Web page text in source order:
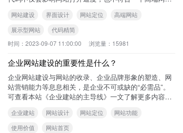
网站建设 界面设计 网站定位
高端网站
展示型网站
代码精简
时间： 2023-09-07 11:00:00 浏览量： 15981
企业网站建设的重要性是什么？
企业网站建设与网站的收录、企业品牌形象的塑造、网
站营销能力等息息相关，是企业不可或缺的“必需品”。
可查看本站《企业建站的主导线》一文了解更多内容。
企业建站 网站设计 网站定位
网站功能
使用价值
网站首页